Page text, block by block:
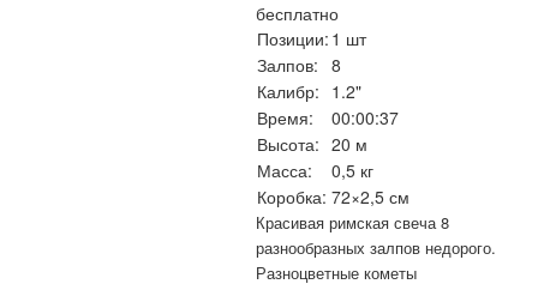
бесплатно
Позиции: 1 шт
Залпов: 8
Калибр: 1.2"
Время:
00:00:37
Высота: 20 м
Масса:
0,5 кг
Коробка: 72×2,5 см
Красивая римская свеча 8
разнообразных залпов недорого.
Разноцветные кометы